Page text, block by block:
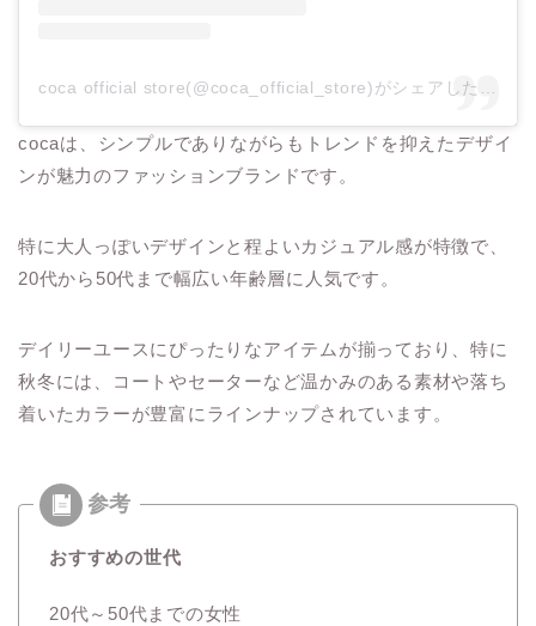
cocaは、シンプルでありながらもトレンドを抑えたデザイ
ンが魅力のファッションブランドです。
特に大人っぽいデザインと程よいカジュアル感が特徴で、
20代から50代まで幅広い年齢層に人気です。
デイリーユースにぴったりなアイテムが揃っており、特に
秋冬には、コートやセーターなど温かみのある素材や落ち
着いたカラーが豊富にラインナップされています。
おすすめの世代
20代～50代までの女性